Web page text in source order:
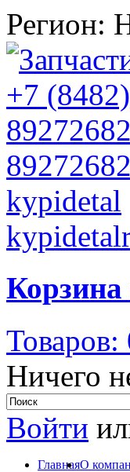
Регион:
+7
kypidetal
Товаров:
Ничего
Войти
ГлавнаяО